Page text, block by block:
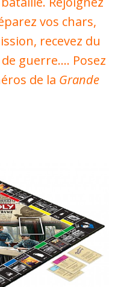
vos chars,
recevez du
guerre…. Posez
de la Grande